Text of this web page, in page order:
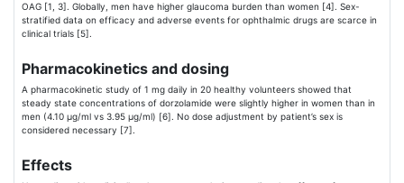
OAG [1, 3]. Globally, men have higher glaucoma burden than women [4]. Sex-
stratified data on efficacy and adverse events for ophthalmic drugs are scarce in
clinical trials [5].
Pharmacokinetics and dosing
A pharmacokinetic study of 1 mg daily in 20 healthy volunteers showed that
steady state concentrations of dorzolamide were slightly higher in women than in
men (4.10 μg/ml vs 3.95 μg/ml) [6]. No dose adjustment by patient’s sex is
considered necessary [7].
Effects